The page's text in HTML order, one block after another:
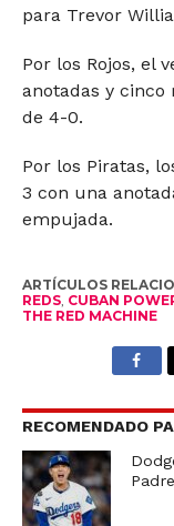
para Trevor
Por los Rojos, el
anotadas y cinco
de 4-0.
Por los Piratas,
3 con una
empujada.
ARTÍCULOS
REDS, CUBAN
THE RED MACHINE
RECOMENDADO